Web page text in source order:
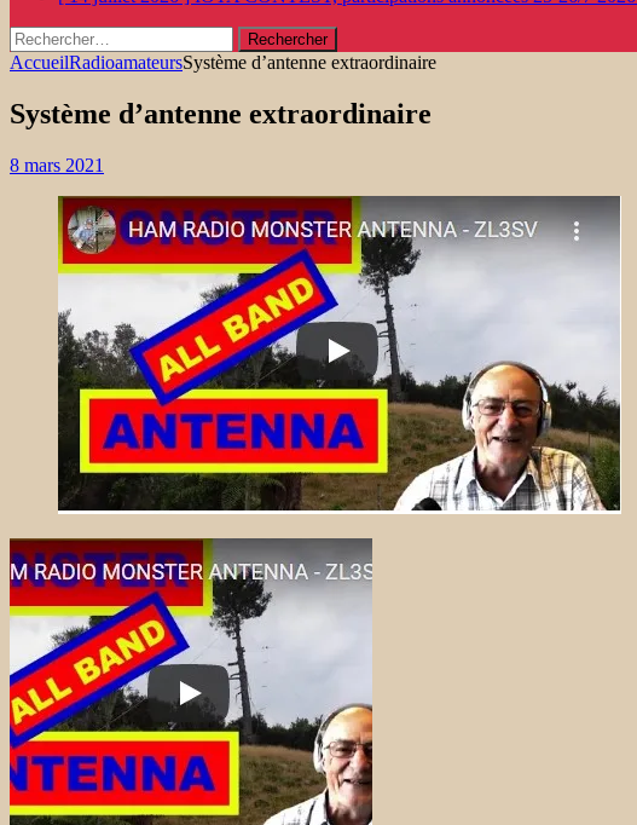
Rechercher :
AccueilRadioamateursSystème d’antenne extraordinaire
Système d’antenne extraordinaire
8 mars 2021